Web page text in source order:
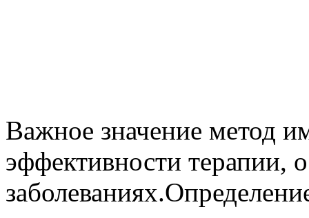
Важное значение метод
эффективности терапии,